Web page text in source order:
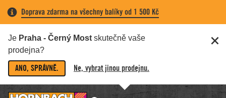
Doprava zdarma na všechny balíky od 1 500 Kč
Je Praha - Černý Most skutečně vaše
prodejna?
ANO, SPRÁVNĚ. Ne, vybrat jinou prodejnu.